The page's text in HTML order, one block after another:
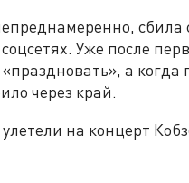
сбила
Уже после
а
через край.
на концерт